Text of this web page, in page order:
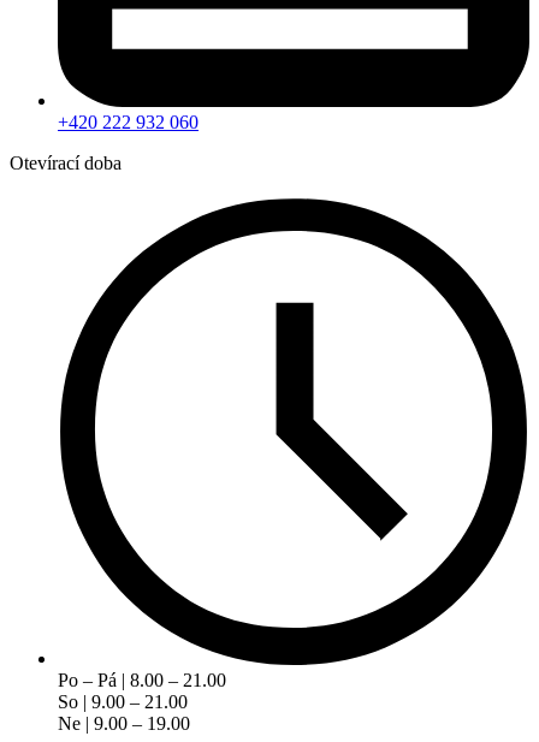
+420 222 932 060
Otevírací doba
Po – Pá | 8.00 – 21.00
So | 9.00 – 21.00
Ne | 9.00 – 19.00